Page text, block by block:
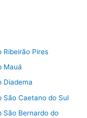
Ribeirão Pires
Mauá
Diadema
São Caetano do Sul
São Bernardo do